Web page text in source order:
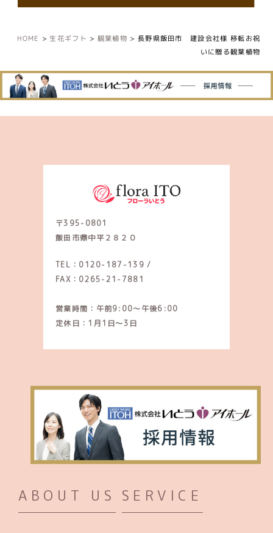
HOME > 生花ギフト > 観葉植物 > 長野県飯田市 建設会社様 移転お祝
いに贈る観葉植物
〒395-0801
飯田市鼎中平２８２０
TEL：0120-187-139 /
FAX：0265-21-7881
営業時間：午前9:00～午後6:00
定休日：1月1日～3日
ABOUT US SERVICE